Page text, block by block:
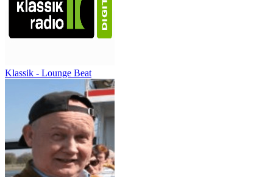
Klassik - Lounge Beat